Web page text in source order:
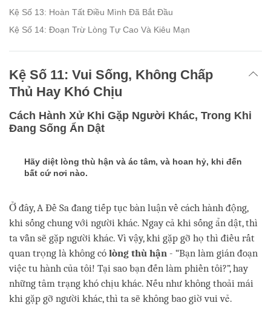
Kệ Số 13: Hoàn Tất Điều Mình Đã Bắt Đầu
Kệ Số 14: Đoạn Trừ Lòng Tự Cao Và Kiêu Mạn
Kệ Số 11: Vui Sống, Không Chấp
Thủ Hay Khó Chịu
Cách Hành Xử Khi Gặp Người Khác, Trong Khi
Đang Sống Ẩn Dật
Hãy diệt lòng thù hận và ác tâm, và hoan hỷ, khi đến
bất cứ nơi nào.
Ở đây, A Đề Sa đang tiếp tục bàn luận về cách hành động,
khi sống chung với người khác. Ngay cả khi sống ẩn dật, thì
ta vẫn sẽ gặp người khác. Vì vậy, khi gặp gỡ họ thì điều rất
quan trọng là không có lòng thù hận - “Bạn làm gián đoạn
việc tu hành của tôi! Tại sao bạn đến làm phiền tôi?”, hay
những tâm trạng khó chịu khác. Nếu như không thoải mái
khi gặp gỡ người khác, thì ta sẽ không bao giờ vui vẻ.